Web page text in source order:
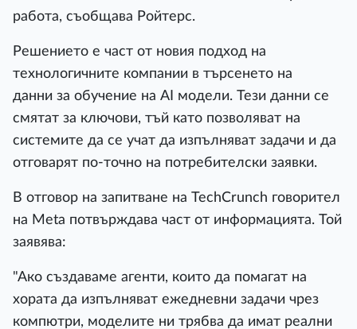
работа, съобщава Ройтерс.
Решението е част от новия подход на
технологичните компании в търсенето на
данни за обучение на AI модели. Тези данни се
смятат за ключови, тъй като позволяват на
системите да се учат да изпълняват задачи и да
отговарят по-точно на потребителски заявки.
В отговор на запитване на TechCrunch говорител
на Meta потвърждава част от информацията. Той
заявява:
"Ако създаваме агенти, които да помагат на
хората да изпълняват ежедневни задачи чрез
компютри, моделите ни трябва да имат реални